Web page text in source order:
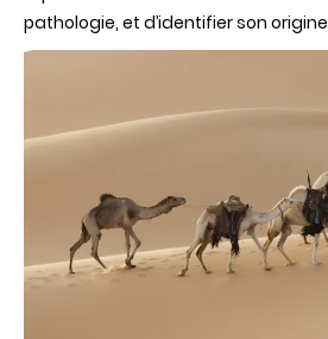
pathologie, et d’identifier son